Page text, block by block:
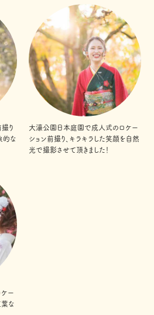
り
的な
大濠公園日本庭園で成人式のロケー
ション前撮り、キラキラした笑顔を自然
光で撮影させて頂きました！
ー
葉な